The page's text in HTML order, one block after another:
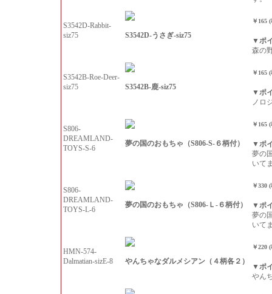
S3542D-Rabbit-
siz75
S3542D-うさぎ-siz75
￥165
▼ポ
森の
S3542B-Roe-Deer-
siz75
S3542B-鹿-siz75
￥165
▼ポ
ノロ
S806-
DREAMLAND-
TOYS-S-6
夢の国のおもちゃ（S806-S-６柄付）
￥165
▼ポ
夢の
いて
S806-
DREAMLAND-
TOYS-L-6
夢の国のおもちゃ（S806-Ｌ-６柄付）
￥330
▼ポ
夢の
いて
HMN-574-
Dalmatian-sizE-8
やんちゃなダルメシアン（４柄各２）
￥220
▼ポ
やん